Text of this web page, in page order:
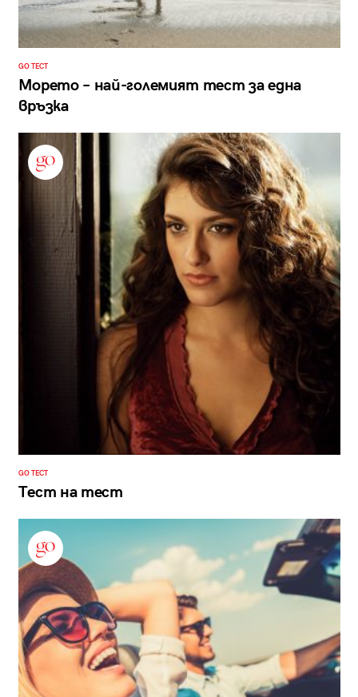
GO ТЕСТ
Морето – най-големият тест за една
връзка
GO ТЕСТ
Тест на тест